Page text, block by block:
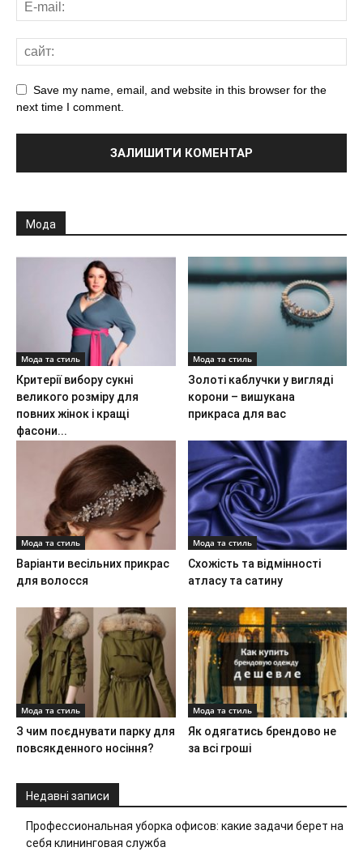
Save my name, email, and website in this browser for the
next time I comment.
Мода
Мода та стиль
Критерії вибору сукні
великого розміру для
повних жінок і кращі
фасони...
Мода та стиль
Золоті каблучки у вигляді
корони – вишукана
прикраса для вас
Мода та стиль
Варіанти весільних прикрас
для волосся
Мода та стиль
Схожість та відмінності
атласу та сатину
Мода та стиль
З чим поєднувати парку для
повсякденного носіння?
Мода та стиль
Як одягатись брендово не
за всі гроші
Недавні записи
Профессиональная уборка офисов: какие задачи берет на
себя клининговая служба